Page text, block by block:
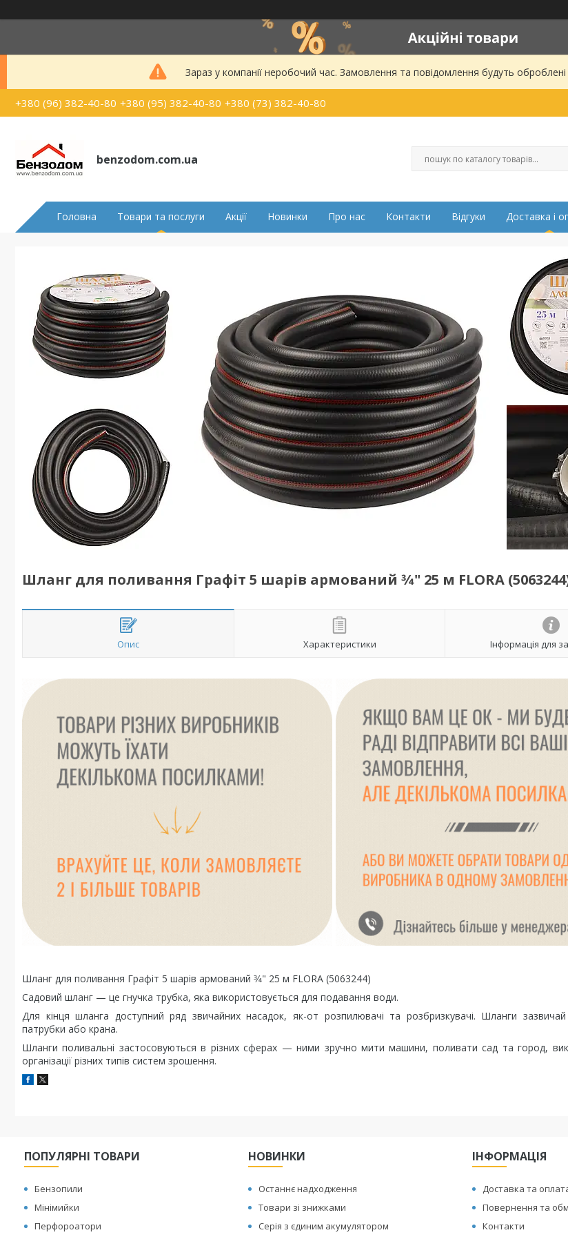
Зараз у компанії неробочий час. Замовлення та повідомлення будуть
+380 (96) 382-40-80 +380 (95) 382-40-80 +380 (73) 382-40-80
benzodom.com.ua
Головна Товари та послуги Акції Новинки Про нас Контакти Відгуки Доставка і
Шланг для поливання Графіт 5 шарів армований 3⁄4" 25 м FLORA
Опис Характеристики Інформація для
Шланг для поливання Графіт 5 шарів армований 3⁄4" 25 м FLORA (5063244)
Садовий шланг — це гнучка трубка, яка використовується для подавання води.
Для кінця шланга доступний ряд звичайних насадок, як-от розпилювачі та розбризкувачі. Шланги
патрубки або крана.
Шланги поливальні застосовуються в різних сферах — ними зручно мити машини, поливати сад та город,
організації різних типів систем зрошення.
ПОПУЛЯРНІ ТОВАРИ
Бензопили
Мінімийки
Перфороатори
НОВИНКИ
Останнє надходження
Товари зі знижками
Серія з єдиним акумулятором
ІНФОРМАЦІЯ
Доставка та
Повернення та
Контакти